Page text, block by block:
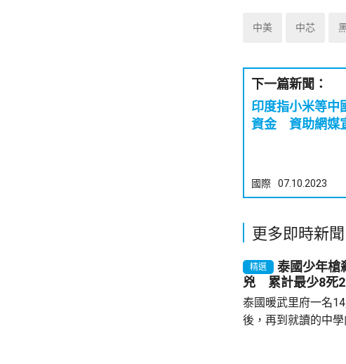
中美 中芯
下一篇新聞：
印度指小米等中
資金 資助網媒
國際 07.10.2023
更多即時新聞
精選
泰國少年槍
兇 累計最少8死
泰國暖武里府一名
後，再到就讀的中